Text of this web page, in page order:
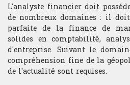
Choix sous-jacent
Gestion du risque
Money management
L'analyste financier doit
de nombreux domaines : il
parfaite de la finance de
solides en comptabilité,
d'entreprise. Suivant le
compréhension fine de la
de l'actualité sont requises.